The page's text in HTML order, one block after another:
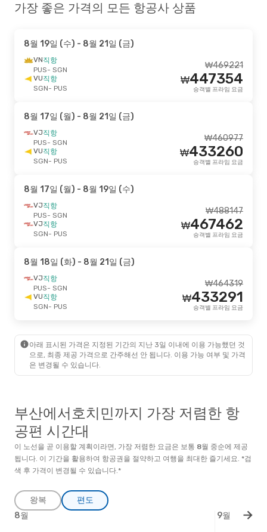
가장 좋은 가격의 모든 항공사 상품
8월 19일 (수) - 8월 21일 (금)
VN직항
PUS- SGN
VU직항
SGN- PUS
469221
₩
447354
₩
승객별 프라임 요금
8월 17일 (월) - 8월 21일 (금)
VJ직항
PUS- SGN
VU직항
SGN- PUS
460977
₩
433260
₩
승객별 프라임 요금
8월 17일 (월) - 8월 19일 (수)
VJ직항
PUS- SGN
VJ직항
SGN- PUS
488147
₩
467462
₩
승객별 프라임 요금
8월 18일 (화) - 8월 21일 (금)
VJ직항
PUS- SGN
VU직항
SGN- PUS
464319
₩
433291
₩
승객별 프라임 요금
아래 표시된 가격은 지정된 기간의 지난 3일 이내에 이용 가능했던 것
으로, 최종 제공 가격으로 간주해선 안 됩니다. 이용 가능 여부 및 가격
은 변경될 수 있습니다.
부산에서호치민까지 가장 저렴한 항
공편 시간대
이 노선을 곧 이용할 계획이라면, 가장 저렴한 요금은 보통 8월 중순에 제공
됩니다. 이 기간을 활용하여 항공권을 절약하고 여행을 최대한 즐기세요. *검
색 후 가격이 변경될 수 있습니다.*
왕복 편도
8월 9월